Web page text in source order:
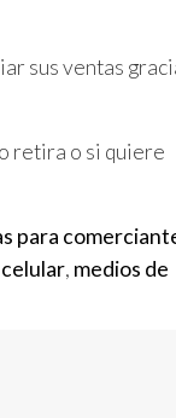
sus ventas
retira o si quiere
para
, medios de